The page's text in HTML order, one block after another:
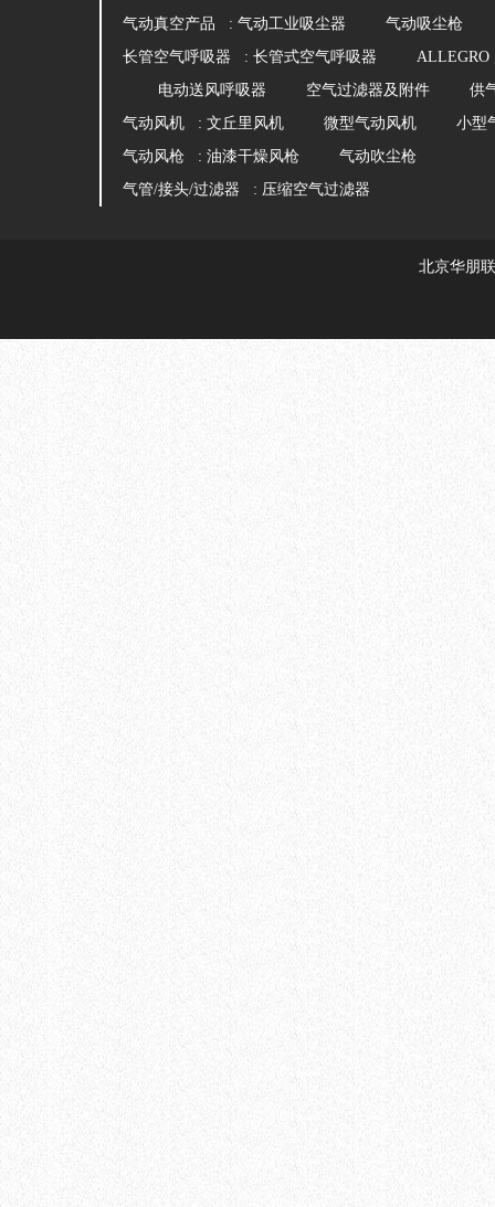
气动真空产品 : 气动工业吸尘器
气动吸尘枪
长管空气呼吸器 : 长管式空气呼吸器
ALLEGRO
电动送风呼吸器
空气过滤器及附件
供
气动风机 : 文丘里风机 微型气动风机
小型
气动风枪 : 油漆干燥风枪
气动吹尘枪
气管/接头/过滤器 : 压缩空气过滤器
北京华朋